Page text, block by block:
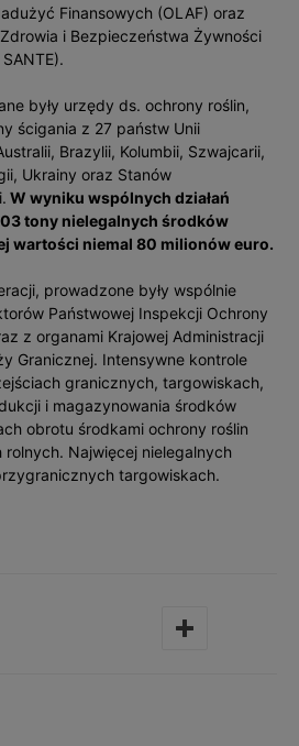
Finansowych (OLAF) oraz
i Bezpieczeństwa Żywności
były urzędy ds. ochrony roślin,
ścigania z 27 państw Unii
Brazylii, Kolumbii, Szwajcarii,
Ukrainy oraz Stanów
W wyniku wspólnych działań
tony nielegalnych środków
wartości niemal 80 milionów euro.
prowadzone były wspólnie
Państwowej Inspekcji Ochrony
z organami Krajowej Administracji
Granicznej. Intensywne kontrole
granicznych, targowiskach,
i magazynowania środków
obrotu środkami ochrony roślin
Najwięcej nielegalnych
targowiskach.